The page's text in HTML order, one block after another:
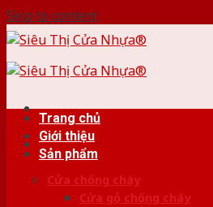
Skip to content
Trang chủ
Giới thiệu
Sản phẩm
Cửa chống cháy
Cửa gỗ chống cháy